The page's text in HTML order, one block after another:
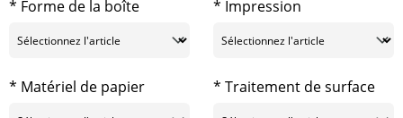
* Forme de la boîte * Impression
* Matériel de papier * Traitement de surface